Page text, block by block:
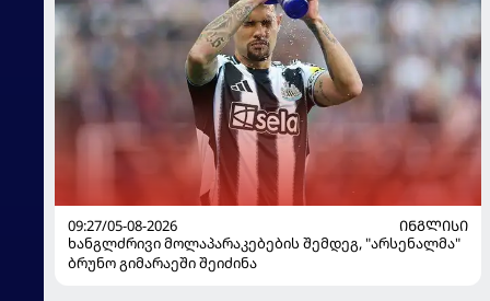
09:27/05-08-2026
ᲘᲜᲒᲚᲘᲡᲘ
ხანგლძრივი მოლაპარაკებების შემდეგ, "არსენალმა"
ბრუნო გიმარაეში შეიძინა